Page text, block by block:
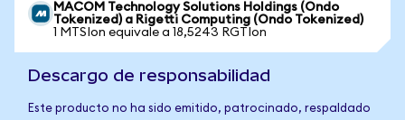
MACOM Technology Solutions Holdings (Ondo
Tokenized) a Rigetti Computing (Ondo Tokenized)
1 MTSIon equivale a 18,5243 RGTIon
Descargo de responsabilidad
Este producto no ha sido emitido, patrocinado, respaldado